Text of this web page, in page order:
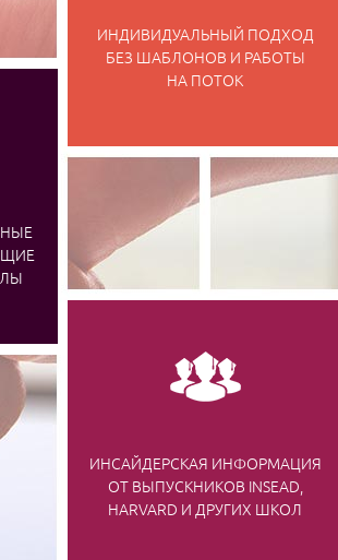
ИНДИВИДУАЛЬНЫЙ ПОДХОД
БЕЗ ШАБЛОНОВ И РАБОТЫ
НА ПОТОК
ИНСАЙДЕРСКАЯ ИНФОРМАЦИЯ
ОТ ВЫПУСКНИКОВ INSEAD,
HARVARD И ДРУГИХ ШКОЛ